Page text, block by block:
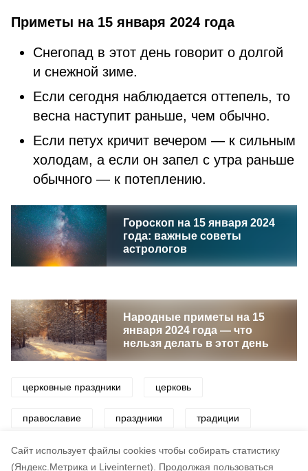
Cайт использует файлы cookies чтобы собирать статистику
(Яндекс.Метрика и Liveinternet).
Продолжая пользоваться
Приметы на 15 января 2024 года
Снегопад в этот день говорит о долгой
и снежной зиме.
Если сегодня наблюдается оттепель, то
весна наступит раньше, чем обычно.
Если петух кричит вечером — к сильным
холодам, а если он запел с утра раньше
обычного — к потеплению.
Гороскоп на 15 января 2024
года: важные советы
астрологов
Народные приметы на 15
января 2024 года — что
нельзя делать в этот день
церковные праздники церковь
православие праздники традиции
приметы